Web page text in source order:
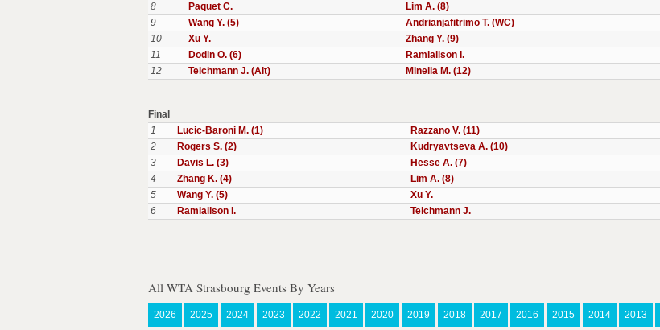
8
Paquet C. Lim A. (8)
9
Wang Y. (5) Andrianjafitrimo T. (WC)
10
Xu Y. Zhang Y. (9)
11
Dodin O. (6) Ramialison I.
12
Teichmann J. (Alt) Minella M. (12)
Final
1
Lucic-Baroni M. (1) Razzano V. (11)
2
Rogers S. (2) Kudryavtseva A. (10)
3
Davis L. (3) Hesse A. (7)
4
Zhang K. (4) Lim A. (8)
5
Wang Y. (5) Xu Y.
6
Ramialison I. Teichmann J.
All WTA Strasbourg Events By Years
2026 2025 2024 2023 2022 2021 2020 2019 2018 2017 2016 2015 2014 2013